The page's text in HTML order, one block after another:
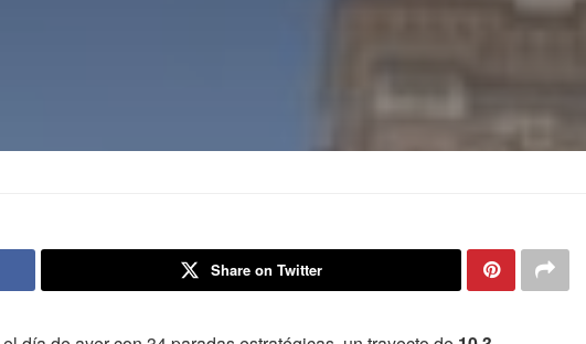
Share on Twitter